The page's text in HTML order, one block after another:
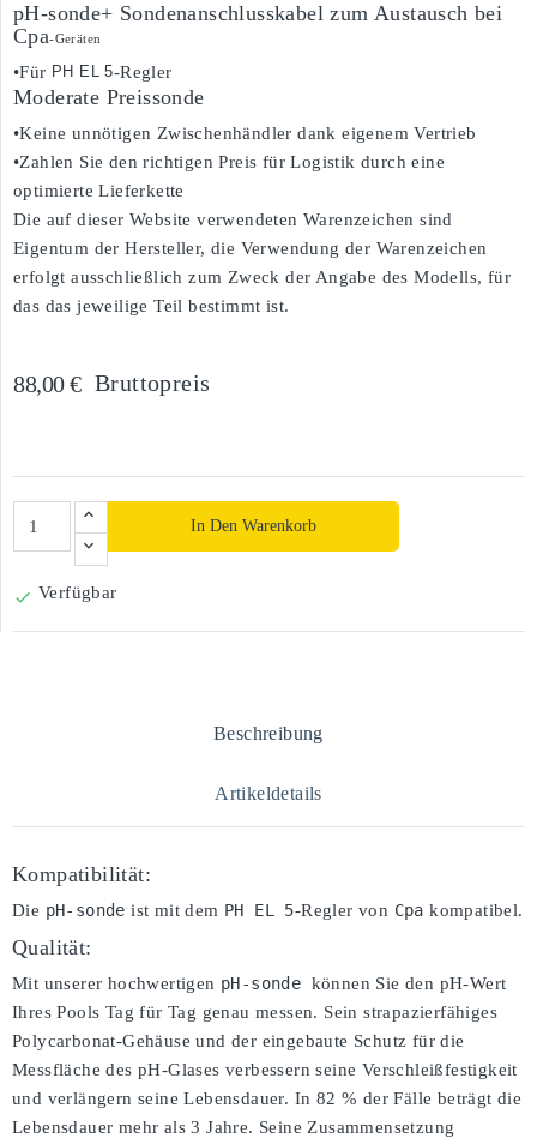
pH-sonde+ Sondenanschlusskabel zum Austausch bei
Cpa-Geräten
•Für PH EL 5-Regler
Moderate Preissonde
•Keine unnötigen Zwischenhändler dank eigenem Vertrieb
•Zahlen Sie den richtigen Preis für Logistik durch eine
optimierte Lieferkette
Die auf dieser Website verwendeten Warenzeichen sind
Eigentum der Hersteller, die Verwendung der Warenzeichen
erfolgt ausschließlich zum Zweck der Angabe des Modells, für
das das jeweilige Teil bestimmt ist.
88,00 € Bruttopreis
In Den Warenkorb
 Verfügbar
Beschreibung
Artikeldetails
Kompatibilität:
Die pH-sonde ist mit dem PH EL 5-Regler von Cpa kompatibel.
Qualität:
Mit unserer hochwertigen pH-sonde können Sie den pH-Wert
Ihres Pools Tag für Tag genau messen. Sein strapazierfähiges
Polycarbonat-Gehäuse und der eingebaute Schutz für die
Messfläche des pH-Glases verbessern seine Verschleißfestigkeit
und verlängern seine Lebensdauer. In 82 % der Fälle beträgt die
Lebensdauer mehr als 3 Jahre. Seine Zusammensetzung